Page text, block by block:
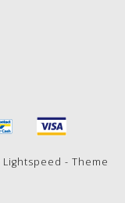
Lightspeed - Theme